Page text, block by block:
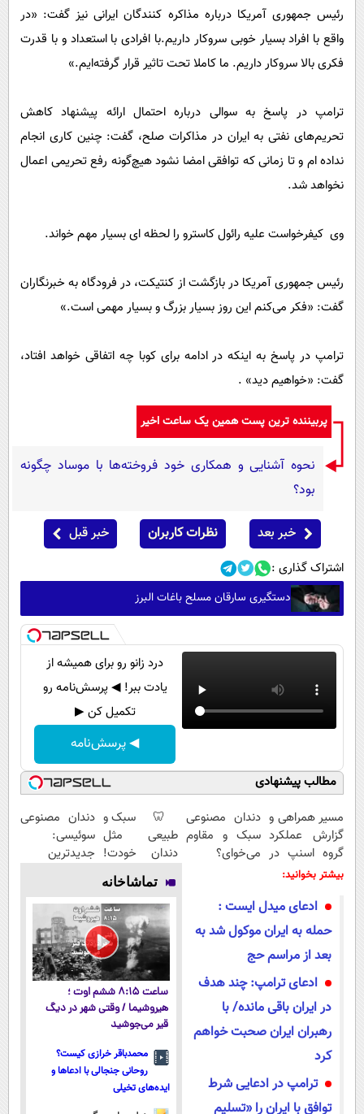
رئیس جمهوری آمریکا درباره مذاکره کنندگان ایرانی نیز گفت: «در
واقع با افراد بسیار خوبی سروکار داریم.با افرادی با استعداد و با قدرت
فکری بالا سروکار داریم. ما کاملا تحت تاثیر قرار گرفته‌ایم.»
ترامپ در پاسخ به سوالی درباره احتمال ارائه پیشنهاد کاهش
تحریم‌های نفتی به ایران در مذاکرات صلح، گفت: چنین کاری انجام
نداده ام و تا زمانی که توافقی امضا نشود هیچ‌گونه رفع تحریمی اعمال
نخواهد شد.
وی کیفرخواست علیه رائول کاسترو را لحظه ای بسیار مهم خواند.
رئیس جمهوری آمریکا در بازگشت از کنتیکت، در فرودگاه به خبرنگاران
گفت: «فکر می‌کنم این روز بسیار بزرگ و بسیار مهمی است.»
ترامپ در پاسخ به اینکه در ادامه برای کوبا چه اتفاقی خواهد افتاد،
گفت: «خواهیم دید» .
پربیننده ترین پست همین یک ساعت اخیر
نحوه آشنایی و همکاری خود فروخته‌ها با موساد چگونه
بود؟
خبر بعد نظرات کاربران خبر قبل
اشتراک گذاری :
دستگیری سارقان مسلح باغات البرز
درد زانو رو برای همیشه از
یادت ببر! ◀ پرسش‌نامه رو
تکمیل کن ▶
◀ پرسش‌نامه
مطالب پیشنهادی
مسیر همراهی و
گزارش عملکرد
گروه اسنپ در
۱۴۰۴
دندان مصنوعی
سبک و مقاوم
می‌خوای؟
داریم!😍 | 📍
تهران
🦷 سبک و
طبیعی مثل
دندان خودت!
نصب آسان و
پرداخت
اقساطی 💳 📍
تهران
دندان مصنوعی
سوئیسی:
جدیدترین
پرداخت قسطی
بیشتر بخوانید:
ادعای میدل ایست :
حمله به ایران موکول شد به
بعد از مراسم حج
ادعای ترامپ: چند هدف
در ایران باقی مانده/ با
رهبران ایران صحبت خواهم
کرد
ترامپ در ادعایی شرط
توافق با ایران را «تسلیم
تماشاخانه
ساعت ۸:۱۵ ششم اوت ؛
هیروشیما / وقتی شهر در دیگ
قیر می‌جوشید
محمدباقر خرازی کیست؟
روحانی جنجالی با ادعاها و
ایده‌های تخیلی